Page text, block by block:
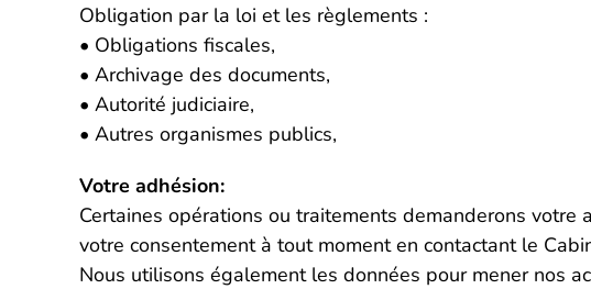
Obligation par la loi et les règlements :
• Obligations fiscales,
• Archivage des documents,
• Autorité judiciaire,
• Autres organismes publics,
Votre adhésion:
Certaines opérations ou traitements demanderons
votre consentement à tout moment en contactant le
Nous utilisons également les données pour mener nos